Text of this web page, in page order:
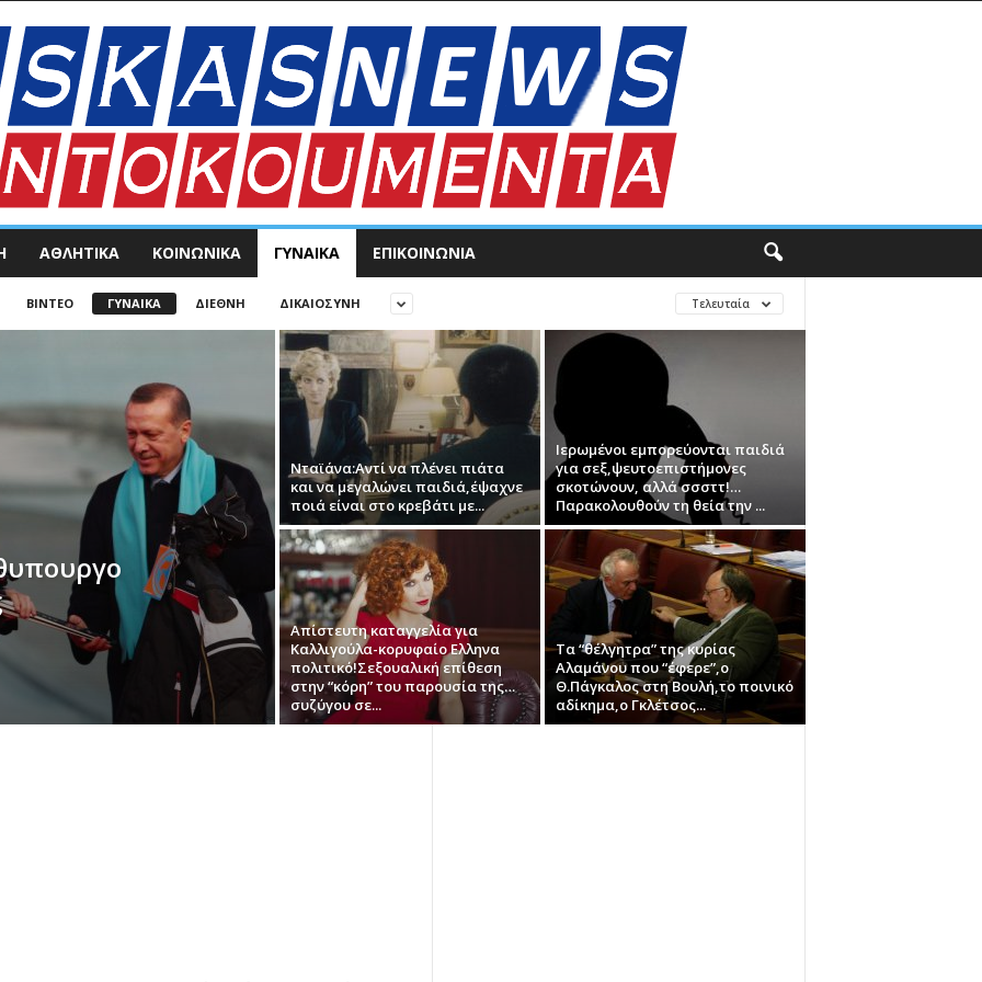
ΑΘΛΗΤΙΚΑ ΚΟΙΝΩΝΙΚΑ ΓΥΝΑΙΚΑ ΕΠΙΚΟΙΝΩΝΊΑ
ΒΊΝΤΕΟ ΓΥΝΑΙΚΑ ΔΙΕΘΝΗ ΔΙΚΑΙΟΣΥΝΗ Τελευταία
Νταϊάνα:Αντί να πλένει πιάτα
και να μεγαλώνει παιδιά,έψαχνε
ποιά είναι στο κρεβάτι με...
Ιερωμένοι εμπορεύονται παιδιά
για σεξ,ψευτοεπιστήμονες
σκοτώνουν, αλλά σσσττ!…
Παρακολουθούν τη θεία την ...
Απίστευτη καταγγελία για
Καλλιγούλα-κορυφαίο Ελληνα
πολιτικό!Σεξουαλική επίθεση
στην “κόρη” του παρουσία της…
συζύγου σε...
Τα “θέλγητρα” της κυρίας
Αλαμάνου που “έφερε”,ο
Θ.Πάγκαλος στη Βουλή,το ποινικό
αδίκημα,ο Γκλέτσος...